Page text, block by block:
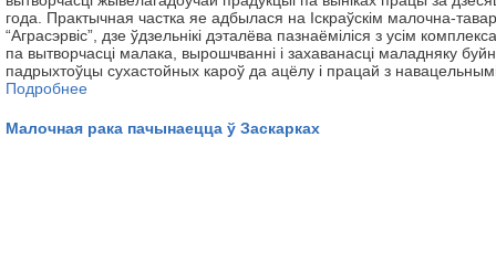
года. Практычная частка яе адбылася на Іскраўскім малочна-
“Аграсэрвіс”, дзе ўдзельнікі дэталёва пазнаёміліся з усім
па вытворчасці малака, вырошчванні і захаванасці маладняку
падрыхтоўцы сухастойных кароў да ацёлу і працай з
Подробнее
Малочная рака пачынаецца ў Заскарках